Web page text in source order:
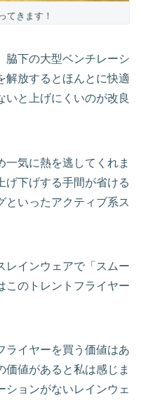
てきます！
脇下の大型ベンチレーシ
解放するとほんとに快適
いと上げにくいのが改良
一気に熱を逃してくれま
げ下げする手間が省ける
といったアクティブ系ス
レインウェアで「スムー
このトレントフライヤー
ライヤーを買う価値はあ
価値があると私は感じま
ションがないレインウェ